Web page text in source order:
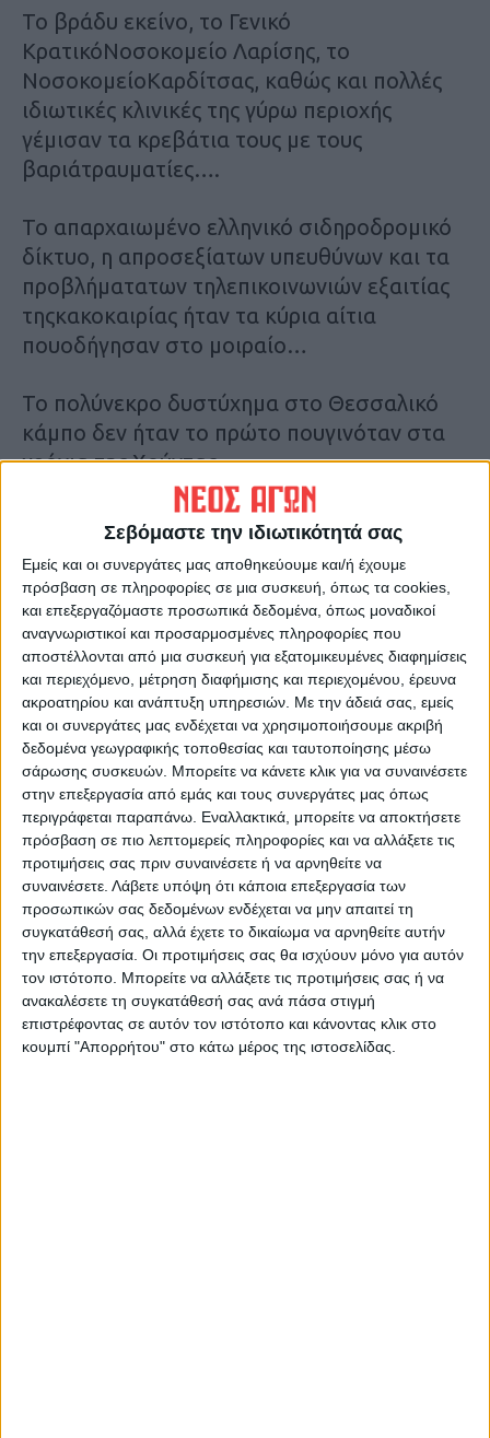
Σεβόμαστε την ιδιωτικότητά σας
Εμείς και οι συνεργάτες μας αποθηκεύουμε και/ή έχουμε
πρόσβαση σε πληροφορίες σε μια συσκευή, όπως τα cookies,
και επεξεργαζόμαστε προσωπικά δεδομένα, όπως μοναδικοί
αναγνωριστικοί και προσαρμοσμένες πληροφορίες που
αποστέλλονται από μια συσκευή για εξατομικευμένες διαφημίσεις
και περιεχόμενο, μέτρηση διαφήμισης και περιεχομένου, έρευνα
ακροατηρίου και ανάπτυξη υπηρεσιών. Με την άδειά σας, εμείς
και οι συνεργάτες μας ενδέχεται να χρησιμοποιήσουμε ακριβή
δεδομένα γεωγραφικής τοποθεσίας και ταυτοποίησης μέσω
σάρωσης συσκευών. Μπορείτε να κάνετε κλικ για να συναινέσετε
στην επεξεργασία από εμάς και τους συνεργάτες μας όπως
περιγράφεται παραπάνω. Εναλλακτικά, μπορείτε να αποκτήσετε
πρόσβαση σε πιο λεπτομερείς πληροφορίες και να αλλάξετε τις
προτιμήσεις σας πριν συναινέσετε ή να αρνηθείτε να
συναινέσετε. Λάβετε υπόψη ότι κάποια επεξεργασία των
προσωπικών σας δεδομένων ενδέχεται να μην απαιτεί τη
συγκατάθεσή σας, αλλά έχετε το δικαίωμα να αρνηθείτε αυτήν
την επεξεργασία. Οι προτιμήσεις σας θα ισχύουν μόνο για αυτόν
τον ιστότοπο. Μπορείτε να αλλάξετε τις προτιμήσεις σας ή να
ανακαλέσετε τη συγκατάθεσή σας ανά πάσα στιγμή
επιστρέφοντας σε αυτόν τον ιστότοπο και κάνοντας κλικ στο
κουμπί "Απορρήτου" στο κάτω μέρος της ιστοσελίδας.
Το βράδυ εκείνο, το Γενικό
ΚρατικόΝοσοκομείο Λαρίσης, το
ΝοσοκομείοΚαρδίτσας, καθώς και πολλές
ιδιωτικές κλινικές της γύρω περιοχής
γέμισαν τα κρεβάτια τους με τους
βαριάτραυματίες….
Το απαρχαιωμένο ελληνικό σιδηροδρομικό
δίκτυο, η απροσεξίατων υπευθύνων και τα
προβλήματατων τηλεπικοινωνιών εξαιτίας
τηςκακοκαιρίας ήταν τα κύρια αίτια
πουοδήγησαν στο μοιραίο…
Το πολύνεκρο δυστύχημα στο Θεσσαλικό
κάμπο δεν ήταν το πρώτο πουγινόταν στα
χρόνια της Χούντας.
Είχε προηγηθεί η σιδηροδρομικήτραγωδία
στο Δερβένι το Σεπτέμβριοτου 1968, όπου
34 άνθρωποι είχανχάσει τη ζωή τους. Αυτή
τη φορά,το καθεστώς των
συνταγματαρχώνκλήθηκε να λάβει μέτρα.
Ο Παττακός ανακοίνωσε ότι τα τρέναπλέον
θα ήταν εξοπλισμένα μεραδιόφωνα και το
δίκτυο επικοινωνιών του ΟΣΕ θα
αναβαθμιζόταν…
Κ.Φ.